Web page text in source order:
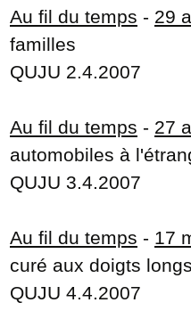
Au fil du temps - 29
familles
QUJU 2.4.2007
Au fil du temps - 27
automobiles à
QUJU 3.4.2007
Au fil du temps - 17
curé aux doigts
QUJU 4.4.2007